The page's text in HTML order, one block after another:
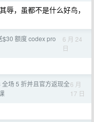
辱，虽都不是什么好鸟，
$30 额度 codex pro
6 月 24
日
场 5 折并且官方返现全6 月
17 日